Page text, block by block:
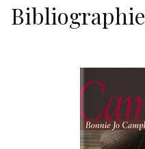
Bibliographie